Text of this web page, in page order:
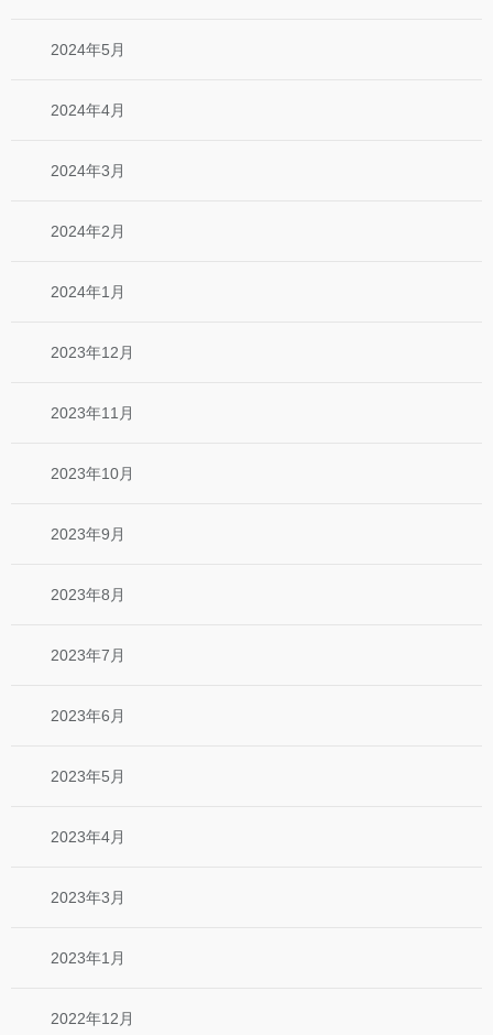
2024年5月
2024年4月
2024年3月
2024年2月
2024年1月
2023年12月
2023年11月
2023年10月
2023年9月
2023年8月
2023年7月
2023年6月
2023年5月
2023年4月
2023年3月
2023年1月
2022年12月